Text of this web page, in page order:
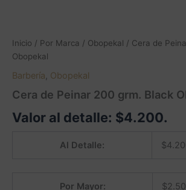
Inicio / Por Marca / Obopekal / Cera de
Obopekal
Barbería, Obopekal
Cera de Peinar 200 grm. Black
Valor al detalle: $4.200.
Al Detalle: $
Por Mayor: $